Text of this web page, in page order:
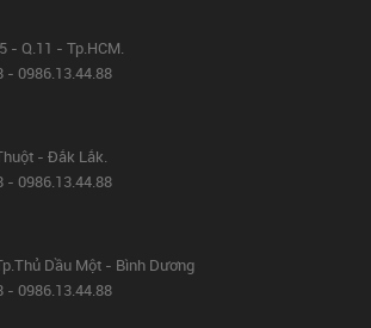
- Q.11 - Tp.HCM.
- 0986.13.44.88
- Đắk Lắk.
- 0986.13.44.88
Dầu Một - Bình Dương
- 0986.13.44.88